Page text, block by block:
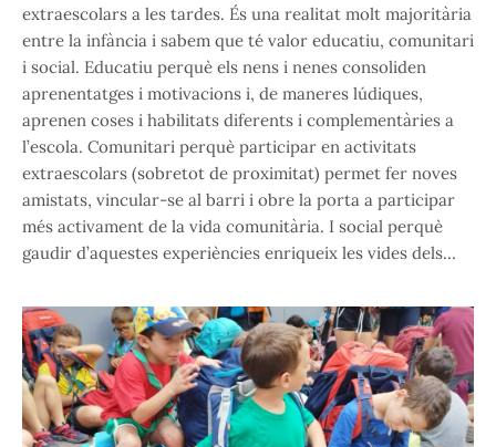
extraescolars a les tardes. És una realitat molt majoritària
entre la infància i sabem que té valor educatiu, comunitari
i social. Educatiu perquè els nens i nenes consoliden
aprenentatges i motivacions i, de maneres lúdiques,
aprenen coses i habilitats diferents i complementàries a
l’escola. Comunitari perquè participar en activitats
extraescolars (sobretot de proximitat) permet fer noves
amistats, vincular-se al barri i obre la porta a participar
més activament de la vida comunitària. I social perquè
gaudir d’aquestes experiències enriqueix les vides dels…